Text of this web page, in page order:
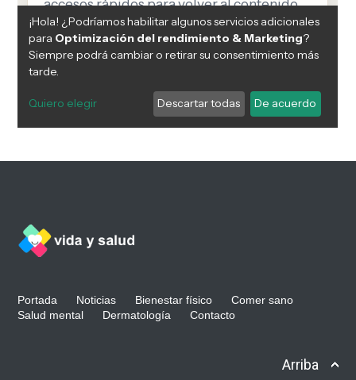
Portada Noticias Bienestar físico
Comer sano
Salud mental
Dermatología Contacto
Arriba